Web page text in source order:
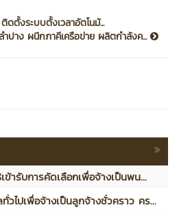
ดตั้งระบบตั้งเวลาอัตโนมั...
ำปาง ผนึกภาคีเครือข่าย ผลิตกำลังค...
ข้ารับการคัดเลือกเพื่อจ้างเป็นพน...
วไปเพื่อจ้างเป็นลูกจ้างชั่วคราว คร...